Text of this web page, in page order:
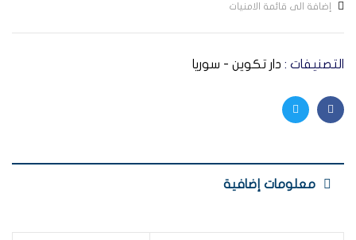
إضافة الى قائمة الامنيات
التصنيفات : دار تكوين - سوريا
Facebook
Twitter
معلومات إضافية